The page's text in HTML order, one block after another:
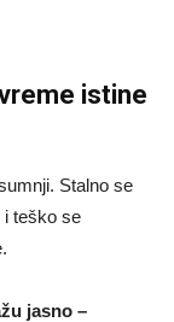
istine
Stalno se
i teško se
jasno –